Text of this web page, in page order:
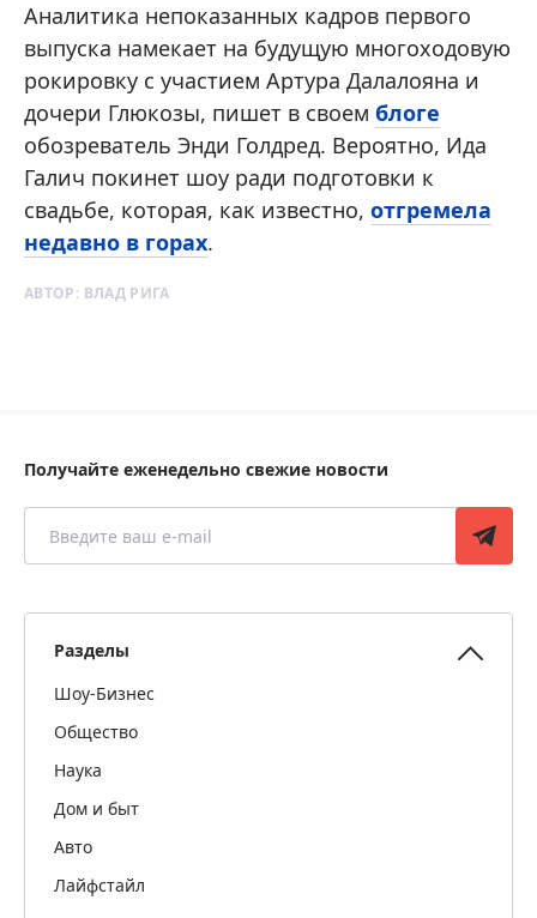
Аналитика непоказанных кадров первого
выпуска намекает на будущую многоходовую
рокировку с участием Артура Далалояна и
дочери Глюкозы, пишет в своем блоге
обозреватель Энди Голдред. Вероятно, Ида
Галич покинет шоу ради подготовки к
свадьбе, которая, как известно, отгремела
недавно в горах.
АВТОР: ВЛАД РИГА
Получайте еженедельно свежие новости
Разделы
Шоу-Бизнес
Общество
Наука
Дом и быт
Авто
Лайфстайл